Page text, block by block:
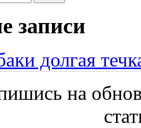
записи
долгая
на